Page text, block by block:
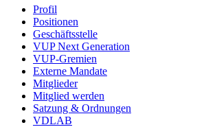
Profil
Positionen
Geschäftsstelle
VUP Next Generation
VUP-Gremien
Externe Mandate
Mitglieder
Mitglied werden
Satzung & Ordnungen
VDLAB